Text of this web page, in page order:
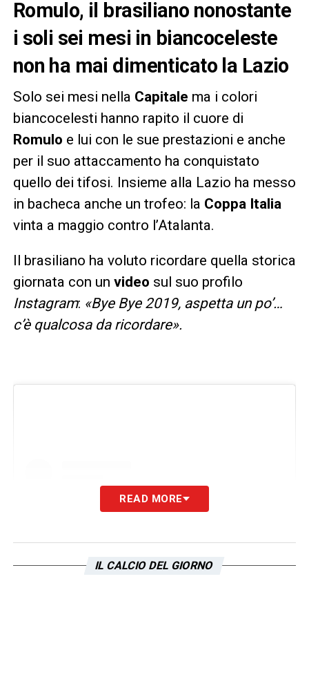
Romulo, il brasiliano nonostante
i soli sei mesi in biancoceleste
non ha mai dimenticato la Lazio
Solo sei mesi nella Capitale ma i colori
biancocelesti hanno rapito il cuore di
Romulo e lui con le sue prestazioni e anche
per il suo attaccamento ha conquistato
quello dei tifosi. Insieme alla Lazio ha messo
in bacheca anche un trofeo: la Coppa Italia
vinta a maggio contro l’Atalanta.
Il brasiliano ha voluto ricordare quella storica
giornata con un video sul suo profilo
Instagram: «Bye Bye 2019, aspetta un po’…
c’è qualcosa da ricordare».
READ MORE
IL CALCIO DEL GIORNO